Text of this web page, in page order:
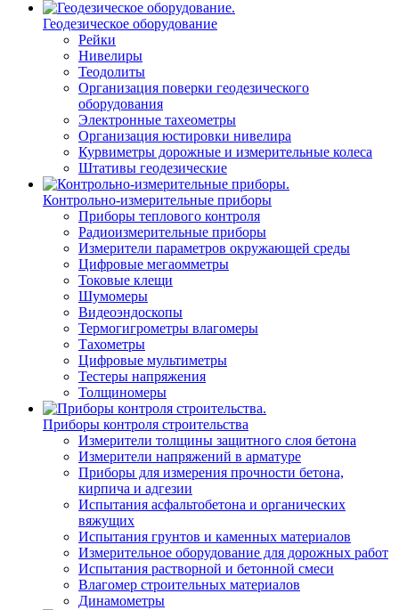
Геодезическое оборудование
Рейки
Нивелиры
Теодолиты
Организация поверки геодезического
оборудования
Электронные тахеометры
Организация юстировки нивелира
Курвиметры дорожные и измерительные колеса
Штативы геодезические
Контрольно-измерительные приборы
Приборы теплового контроля
Радиоизмерительные приборы
Измерители параметров окружающей среды
Цифровые мегаомметры
Токовые клещи
Шумомеры
Видеоэндоскопы
Термогигрометры влагомеры
Тахометры
Цифровые мультиметры
Тестеры напряжения
Толщиномеры
Приборы контроля строительства
Измерители толщины защитного слоя бетона
Измерители напряжений в арматуре
Приборы для измерения прочности бетона,
кирпича и адгезии
Испытания асфальтобетона и органических
вяжущих
Испытания грунтов и каменных материалов
Измерительное оборудование для дорожных работ
Испытания растворной и бетонной смеси
Влагомер строительных материалов
Динамометры